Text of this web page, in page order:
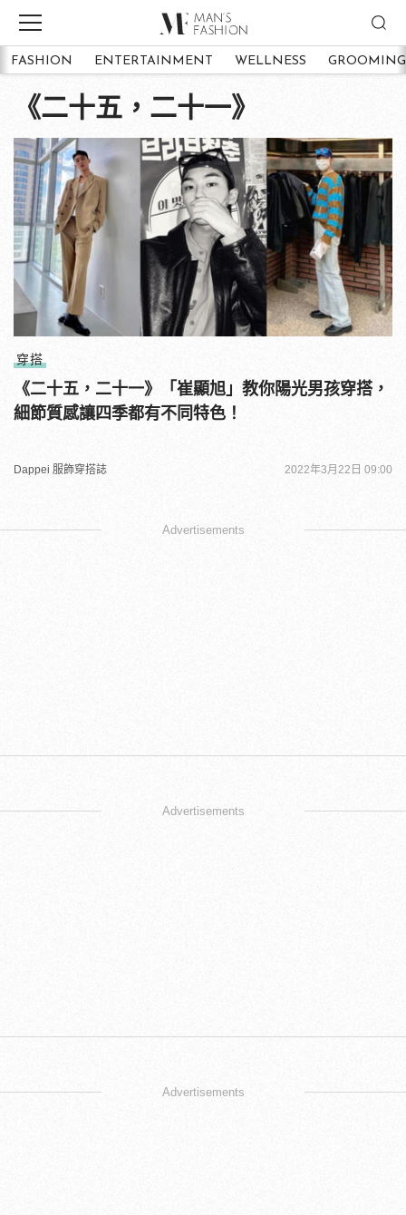
FASHION ENTERTAINMENT WELLNESS GROOMING
《二十五，二十一》
穿搭
《二十五，二十一》「崔顯旭」教你陽光男孩穿搭，
細節質感讓四季都有不同特色！
Dappei 服飾穿搭誌 2022年3月22日 09:00
Advertisements
Advertisements
Advertisements